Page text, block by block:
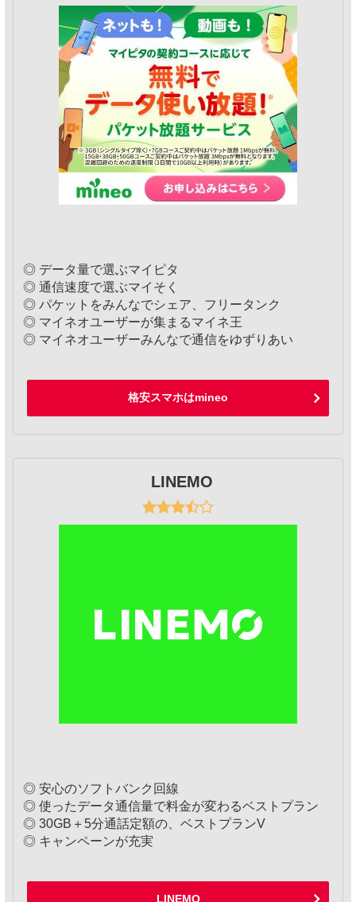
◎ データ量で選ぶマイピタ
◎ 通信速度で選ぶマイそく
◎ パケットをみんなでシェア、フリータンク
◎ マイネオユーザーが集まるマイネ王
◎ マイネオユーザーみんなで通信をゆずりあい
格安スマホはmineo
LINEMO
◎ 安心のソフトバンク回線
◎ 使ったデータ通信量で料金が変わるベストプラン
◎ 30GB＋5分通話定額の、ベストプランV
◎ キャンペーンが充実
LINEMO